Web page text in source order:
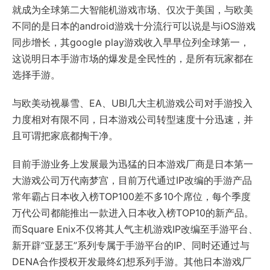
就成为全球第二大智能机游戏市场、仅次于美国，与欧美
不同的是日本的android游戏十分流行可以说是与iOS游戏
同步增长，其google play游戏收入早早位列全球第一，
这说明日本手游市场的爆发是全民性的，是所有玩家都在
选择手游。
与欧美动视暴雪、EA、UBI几大主机游戏公司对手游投入
力度相对有限不同，日本游戏公司转型速度十分迅速，并
且可谓把家底都掏干净。
目前手游业务上发展最为迅猛的日本游戏厂商是日本第一
大游戏公司万代南梦宫，目前万代通过IP改编的手游产品
常年霸占日本收入榜TOP100差不多10个席位，每个季度
万代公司都能推出一款进入日本收入榜TOP10的新产品。
而Square Enix不仅将其人气主机游戏IP改编至手游平台、
新开辟“亚瑟王”系列专属于手游平台的IP、同时还通过与
DENA合作授权开发最终幻想系列手游。其他日本游戏厂